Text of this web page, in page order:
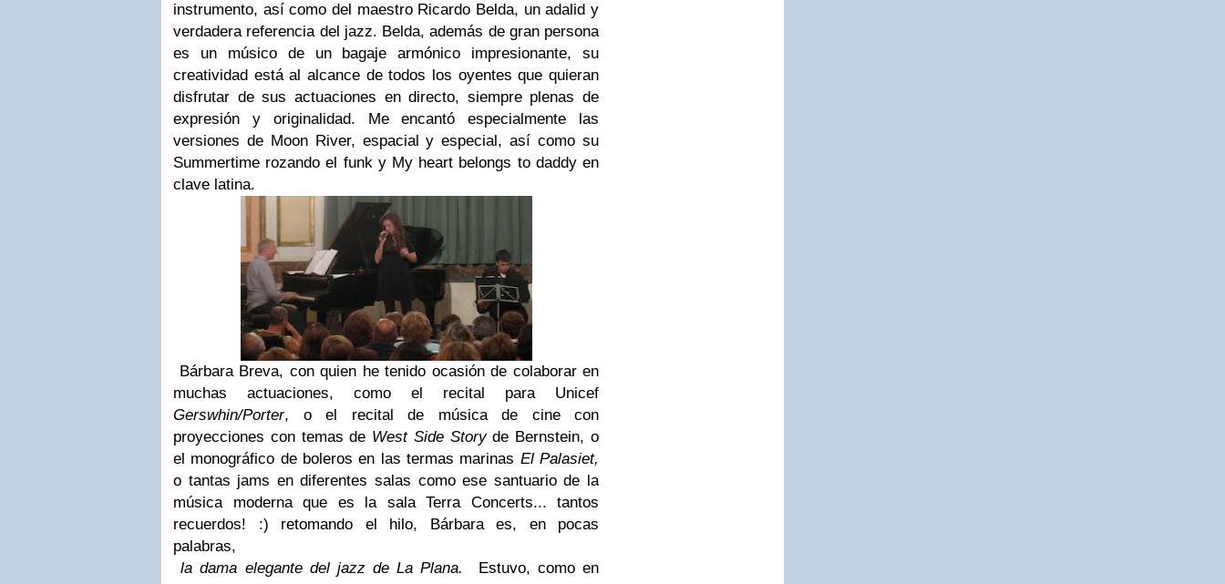
instrumento, así como del maestro Ricardo Belda, un adalid y
verdadera referencia del jazz. Belda, además de gran persona
es un músico de un bagaje armónico impresionante, su
creatividad está al alcance de todos los oyentes que quieran
disfrutar de sus actuaciones en directo, siempre plenas de
expresión y originalidad. Me encantó especialmente las
versiones de Moon River, espacial y especial, así como su
Summertime rozando el funk y My heart belongs to daddy en
clave latina.
Bárbara Breva, con quien he tenido ocasión de colaborar en
muchas actuaciones, como el recital para Unicef
Gerswhin/Porter, o el recital de música de cine con
proyecciones con temas de West Side Storyde Bernstein, o
el monográfico de boleros en las termas marinas El Palasiet,
o tantas jams en diferentes salas como ese santuario de la
música moderna que es la sala Terra Concerts... tantos
recuerdos! :) retomando el hilo, Bárbara es, en pocas
palabras,
la dama elegante del jazz de La Plana.
Estuvo, como en